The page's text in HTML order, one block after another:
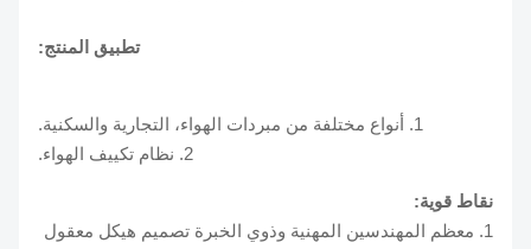
تطبيق المنتج:
التجارية والسكنية.
نقاط قوية:
1. معظم المهندسين المهنية وذوي الخبرة تصميم هيكل معقول